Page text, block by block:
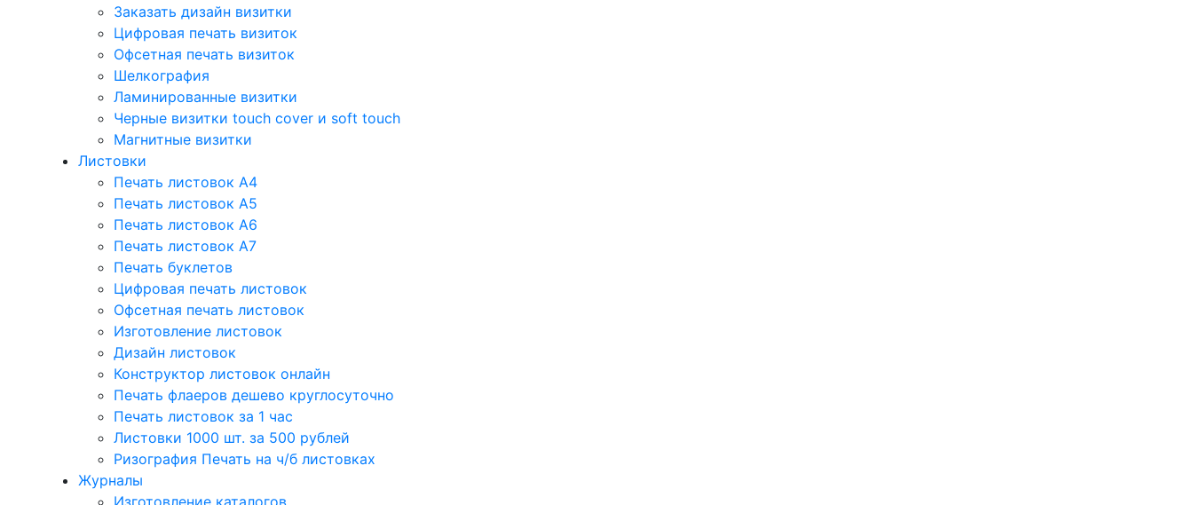
Заказать дизайн визитки
Цифровая печать визиток
Офсетная печать визиток
Шелкография
Ламинированные визитки
Черные визитки touch cover и soft touch
Магнитные визитки
Листовки
Печать листовок А4
Печать листовок А5
Печать листовок А6
Печать листовок А7
Печать буклетов
Цифровая печать листовок
Офсетная печать листовок
Изготовление листовок
Дизайн листовок
Конструктор листовок онлайн
Печать флаеров дешево круглосуточно
Печать листовок за 1 час
Листовки 1000 шт. за 500 рублей
Ризография Печать на ч/б листовках
Журналы
Изготовление каталогов